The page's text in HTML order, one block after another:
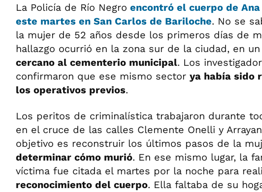
La Policía de Río Negro encontró el cuerpo de
este martes en San Carlos de Bariloche. No se
la mujer de 52 años desde los primeros días de
hallazgo ocurrió en la zona sur de la ciudad, en un
cercano al cementerio municipal. Los
confirmaron que ese mismo sector ya había sido
los operativos previos.
Los peritos de criminalística trabajaron durante
en el cruce de las calles Clemente Onelli y
objetivo es reconstruir los últimos pasos de la
determinar cómo murió. En ese mismo lugar, la
víctima fue citada el martes por la noche para
reconocimiento del cuerpo. Ella faltaba de su